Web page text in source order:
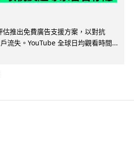
推出免費廣告支援方案，以對抗
流失。YouTube 全球日均觀看時間...